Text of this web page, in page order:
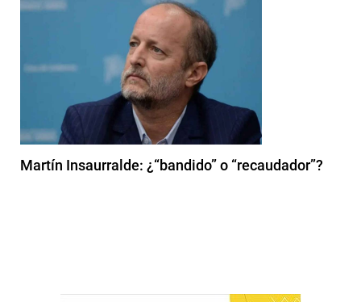
Martín Insaurralde: ¿“bandido” o “recaudador”?